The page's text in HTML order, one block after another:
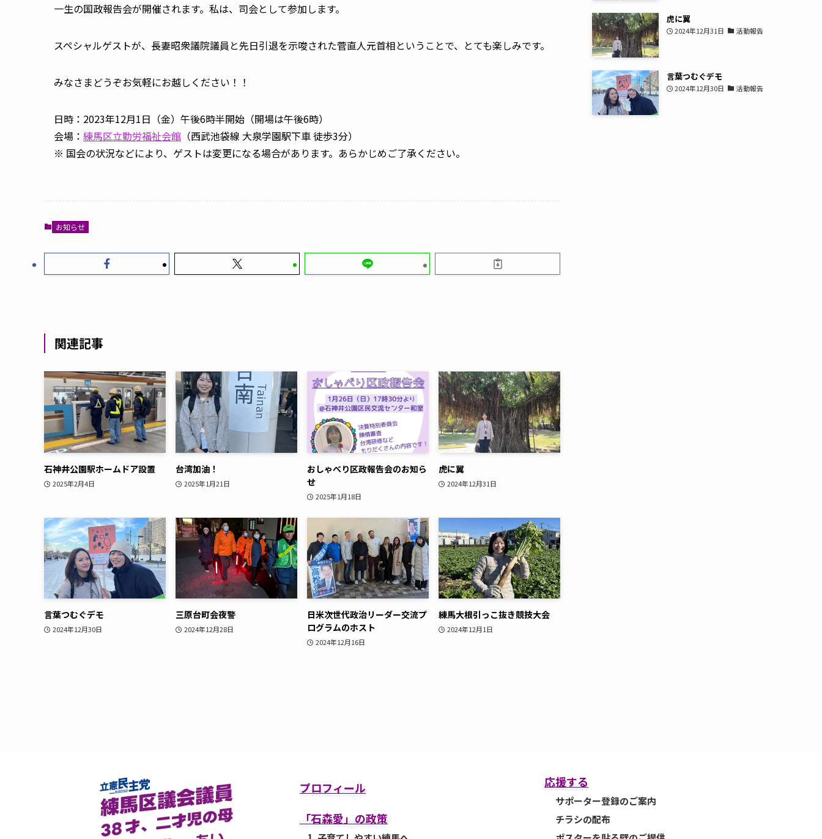
一生の国政報告会が開催されます。私は、司会として参加します。
スペシャルゲストが、長妻昭衆議院議員と先日引退を示唆された菅直人元首相ということで、とても楽しみです。
みなさまどうぞお気軽にお越しください！！
日時：2023年12月1日（金）午後6時半開始（開場は午後6時）
会場： 練馬区立勤労福祉会館 （西武池袋線 大泉学園駅下車 徒歩3分）
※ 国会の状況などにより、ゲストは変更になる場合があります。あらかじめご了承ください。
お知らせ
関連記事
石神井公園駅ホームドア設置
2025年2月4日
台湾加油！
2025年1月21日
おしゃべり区政報告会のお知ら
せ
2025年1月18日
虎に翼
2024年12月31日
言葉つむぐデモ
2024年12月30日
三原台町会夜警
2024年12月28日
日米次世代政治リーダー交流プ
ログラムのホスト
2024年12月16日
練馬大根引っこ抜き競技大会
2024年12月1日
虎に翼
2024年12月31日 活動報告
言葉つむぐデモ
2024年12月30日 活動報告
プロフィール
「石森愛」の政策
応援する
サポーター登録のご案内
チラシの配布